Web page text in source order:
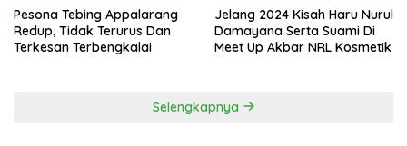
Pesona Tebing Appalarang
Redup, Tidak Terurus Dan
Terkesan Terbengkalai
Jelang 2024 Kisah Haru Nurul
Damayana Serta Suami Di
Meet Up Akbar NRL Kosmetik
Selengkapnya